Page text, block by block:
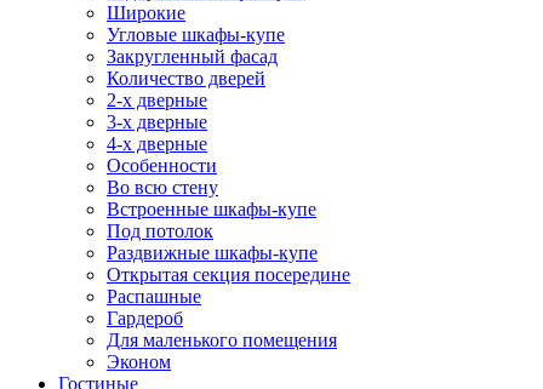
Широкие
Угловые шкафы-купе
Закругленный фасад
Количество дверей
2-х дверные
3-х дверные
4-х дверные
Особенности
Во всю стену
Встроенные шкафы-купе
Под потолок
Раздвижные шкафы-купе
Открытая секция посередине
Распашные
Гардероб
Для маленького помещения
Эконом
Гостиные